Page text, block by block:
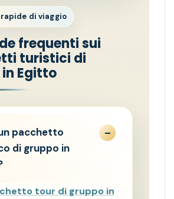
di viaggio
frequenti sui
turistici di
Egitto
pacchetto
di gruppo in
tour di gruppo in